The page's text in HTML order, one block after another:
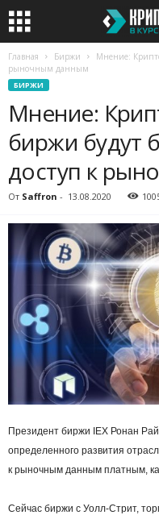
Главная Биржи
Мнение:
рыночным данным
БИРЖИ
Мнение:
биржи будут
доступ к
От Saffron - 13.08.2020
Президент биржи IEX Ронан
определенного развития
к рыночным данным платным,
Сейчас биржи с Уолл-Стрит,